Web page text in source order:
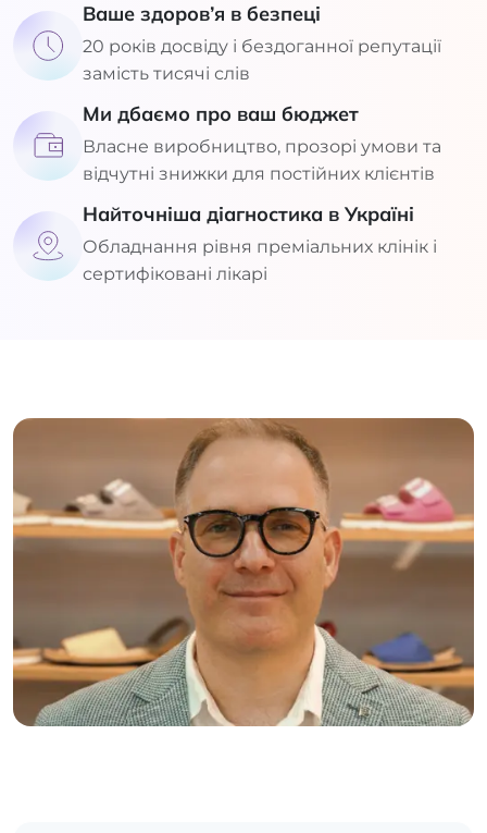
Ваше здоров’я в безпеці
20 років досвіду і бездоганної репутації
замість тисячі слів
Ми дбаємо про ваш бюджет
Власне виробництво, прозорі умови та
відчутні знижки для постійних клієнтів
Найточніша діагностика в Україні
Обладнання рівня преміальних клінік і
сертифіковані лікарі